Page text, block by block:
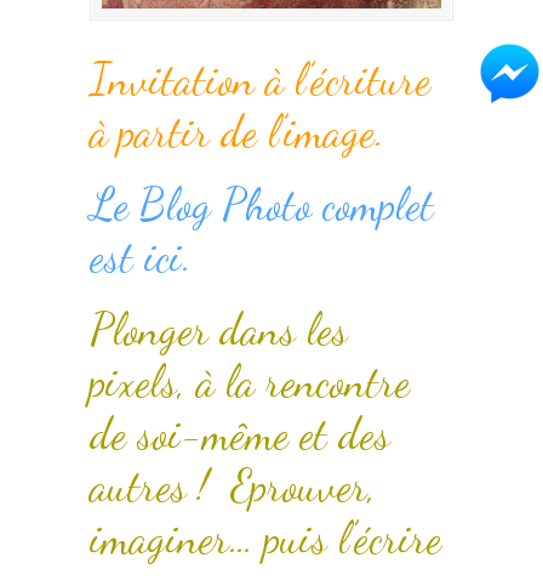
Invitation à l’écriture
à partir de l’image.
Le Blog Photo complet
est ici.
Plonger dans les
pixels, à la rencontre
de soi-même et des
autres ! Eprouver,
imaginer… puis l’écrire